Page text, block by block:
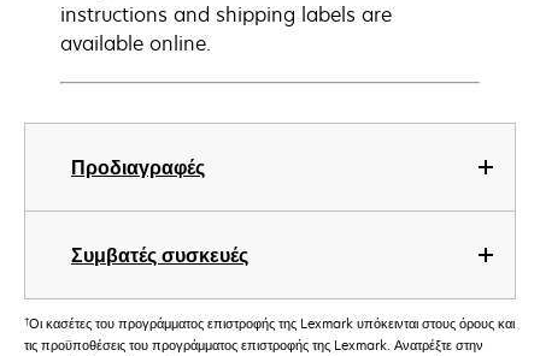
Προδιαγραφές
Συμβατές συσκευές
instructions and shipping labels are
available online.
†Οι κασέτες του προγράμματος επιστροφής της Lexmark υπόκεινται στους όρους και
τις προϋποθέσεις του προγράμματος επιστροφής της Lexmark. Ανατρέξτε στην